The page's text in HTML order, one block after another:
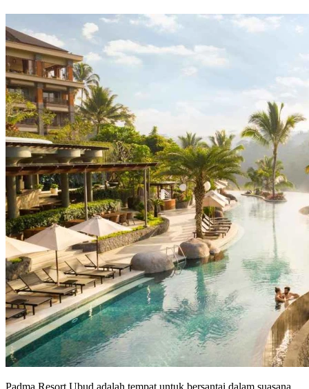
Padma Resort Ubud adalah tempat untuk bersantai dalam suasana